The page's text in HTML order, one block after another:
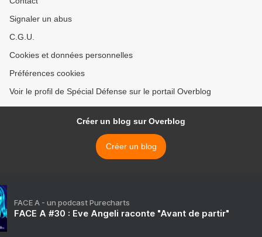
Signaler un abus
C.G.U.
Cookies et données personnelles
Préférences cookies
Voir le profil de Spécial Défense sur le portail Overblog
Créer un blog sur Overblog
Créer un blog
FACE A - un podcast Purecharts
FACE A #30 : Eve Angeli raconte "Avant de partir"